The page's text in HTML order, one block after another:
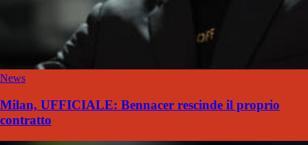
News
Milan, UFFICIALE: Bennacer rescinde il proprio
contratto